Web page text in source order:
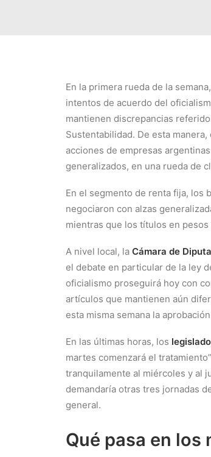
En la primera rueda de la
intentos de acuerdo del
mantienen discrepancias
Sustentabilidad. De esta
acciones de empresas
generalizados, en una rueda de
En el segmento de renta fija, los
negociaron con alzas
mientras que los títulos en
A nivel local, la Cámara de
el debate en particular de la ley
oficialismo proseguirá hoy con
artículos que mantienen aún
esta misma semana la
En las últimas horas, los
martes comenzará el
tranquilamente al miércoles y al
demandaría otras tres jornadas
general.
Qué pasa en los